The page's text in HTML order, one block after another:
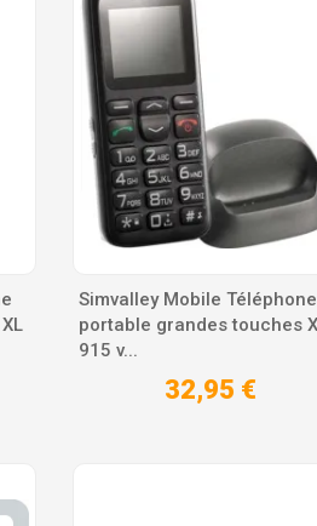
Simvalley Mobile Téléphone
portable grandes touches
915 v...
32,95 €